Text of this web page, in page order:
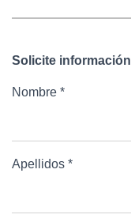
Solicite información
Nombre *
Apellidos *